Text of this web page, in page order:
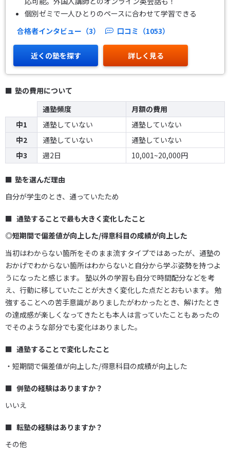
個別ゼミで一人ひとりのペースに合わせて学習できる
合格者インタビュー（3）
口コミ（1053）
近くの塾を探す 詳しく見る
塾の費用について
通塾頻度
月額の費用
中1
通塾していない
通塾していない
中2
通塾していない
通塾していない
中3
週2日 10,001~20,000円
塾を選んだ理由
自分が学生のとき、通っていたため
通塾することで最も大きく変化したこと
◎短期間で偏差値が向上した/得意科目の成績が向上した
当初はわからない箇所をそのまま流すタイプではあったが、通塾の
おかげでわからない箇所はわからないと自分から学ぶ姿勢を持つよ
うになったと感じます。 塾以外の学習も自分で時間配分などを考
え、行動に移していたことが大きく変化した点だとおもいます。 勉
強することへの苦手意識がありましたがわかったとき、解けたとき
の達成感が楽しくなってきたとも本人は言っていたこともあったの
でそのような部分でも変化はありました。
通塾することで変化したこと
・短期間で偏差値が向上した/得意科目の成績が向上した
併塾の経験はありますか？
いいえ
転塾の経験はありますか？
その他